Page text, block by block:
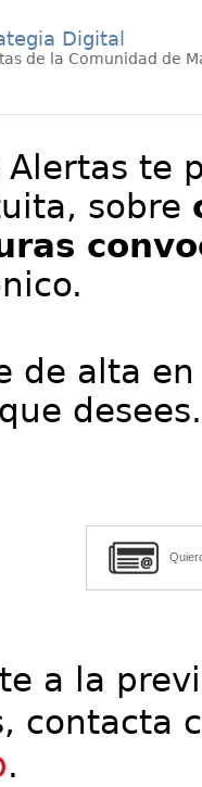
Digital
de la Comunidad de
Alertas te
sobre
de alta
desees.
a la
contacta
.